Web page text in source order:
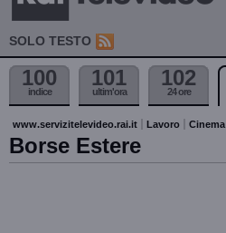
SOLO TESTO
100
indice
101
ultim'ora
102
24 ore
www.servizitelevideo.rai.it Lavoro Cinema
Borse Estere